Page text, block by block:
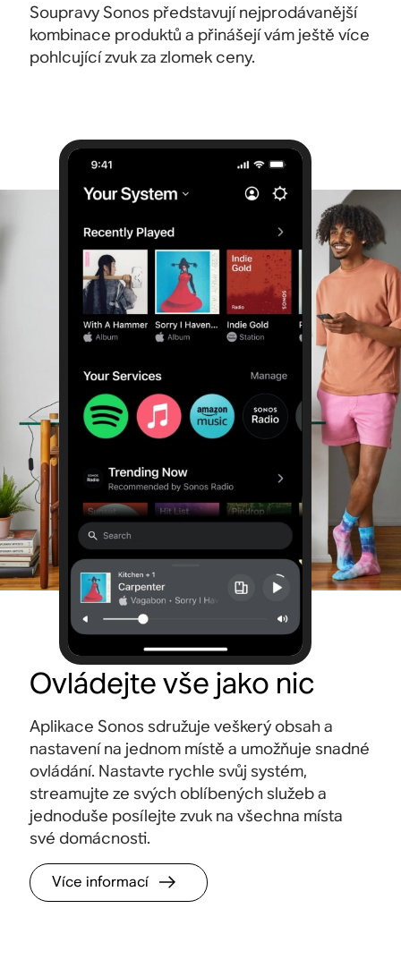
Soupravy Sonos představují nejprodávanější
kombinace produktů a přinášejí vám ještě více
pohlcující zvuk za zlomek ceny.
Ovládejte vše jako nic
Aplikace Sonos sdružuje veškerý obsah a
nastavení na jednom místě a umožňuje snadné
ovládání. Nastavte rychle svůj systém,
streamujte ze svých oblíbených služeb a
jednoduše posílejte zvuk na všechna místa
své domácnosti.
Více informací